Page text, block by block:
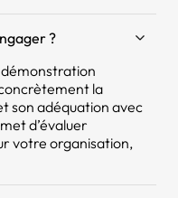
?
démonstration
la
son adéquation avec
d’évaluer
votre organisation,